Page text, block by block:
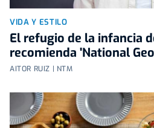
VIDA Y ESTILO
El refugio de la infancia
recomienda 'National
AITOR RUIZ | NTM